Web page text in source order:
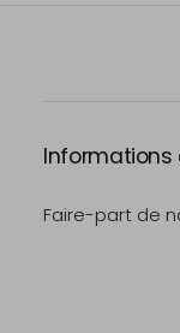
Informations
Faire-part de